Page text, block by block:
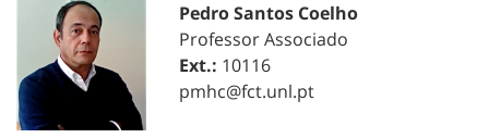
Pedro Santos Coelho
Professor Associado
Ext.: 10116
pmhc@fct.unl.pt